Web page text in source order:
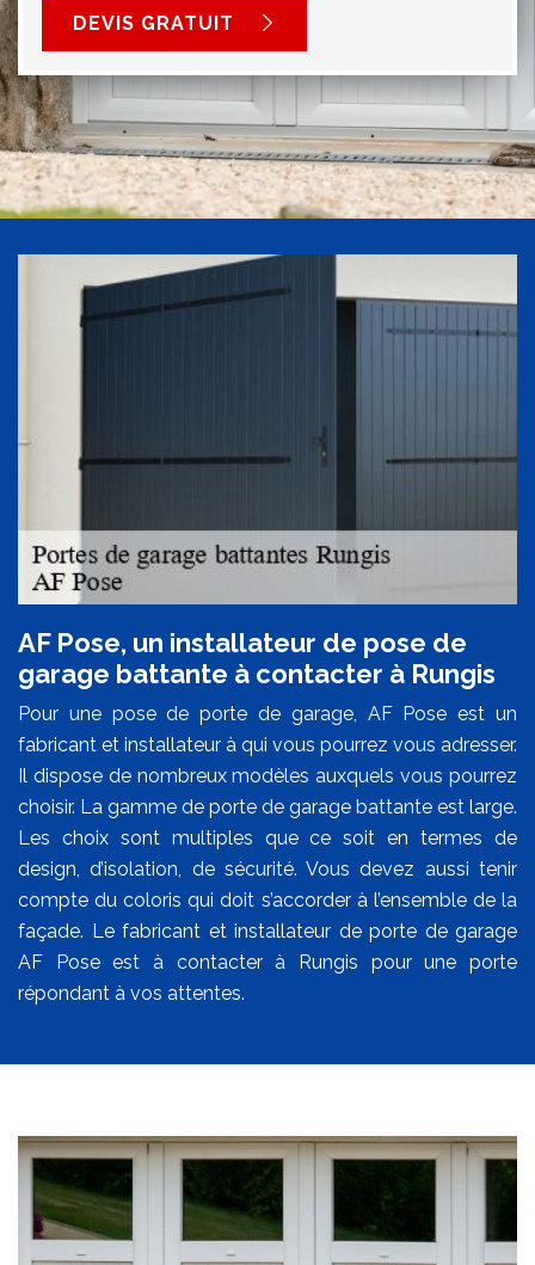
DEVIS GRATUIT
AF Pose, un installateur de pose de
garage battante à contacter à Rungis
Pour une pose de porte de garage, AF Pose est un
fabricant et installateur à qui vous pourrez vous adresser.
Il dispose de nombreux modèles auxquels vous pourrez
choisir. La gamme de porte de garage battante est large.
Les choix sont multiples que ce soit en termes de
design, d’isolation, de sécurité. Vous devez aussi tenir
compte du coloris qui doit s’accorder à l’ensemble de la
façade. Le fabricant et installateur de porte de garage
AF Pose est à contacter à Rungis pour une porte
répondant à vos attentes.